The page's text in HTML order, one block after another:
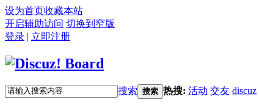
设为首页收藏本站
开启辅助访问 切换到窄版
登录 | 立即注册
搜索 搜索 热搜: 活动 交友 discuz